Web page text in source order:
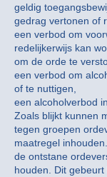
geldig
gedrag vertonen of
een verbod om
redelijkerwijs kan
om de orde te
een verbod om
of te nuttigen,
een alcoholverbod
Zoals blijkt kunnen
tegen groepen
maatregel
de ontstane
houden. Dit